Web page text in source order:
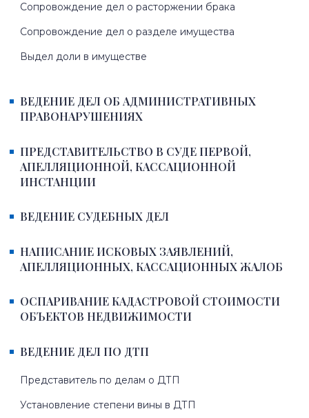
Сопровождение дел о расторжении брака
Сопровождение дел о разделе имущества
Выдел доли в имуществе
ВЕДЕНИЕ ДЕЛ ОБ АДМИНИСТРАТИВНЫХ
ПРАВОНАРУШЕНИЯХ
ПРЕДСТАВИТЕЛЬСТВО В СУДЕ ПЕРВОЙ,
АПЕЛЛЯЦИОННОЙ, КАССАЦИОННОЙ
ИНСТАНЦИИ
ВЕДЕНИЕ СУДЕБНЫХ ДЕЛ
НАПИСАНИЕ ИСКОВЫХ ЗАЯВЛЕНИЙ,
АПЕЛЛЯЦИОННЫХ, КАССАЦИОННЫХ ЖАЛОБ
ОСПАРИВАНИЕ КАДАСТРОВОЙ СТОИМОСТИ
ОБЪЕКТОВ НЕДВИЖИМОСТИ
ВЕДЕНИЕ ДЕЛ ПО ДТП
Представитель по делам о ДТП
Установление степени вины в ДТП